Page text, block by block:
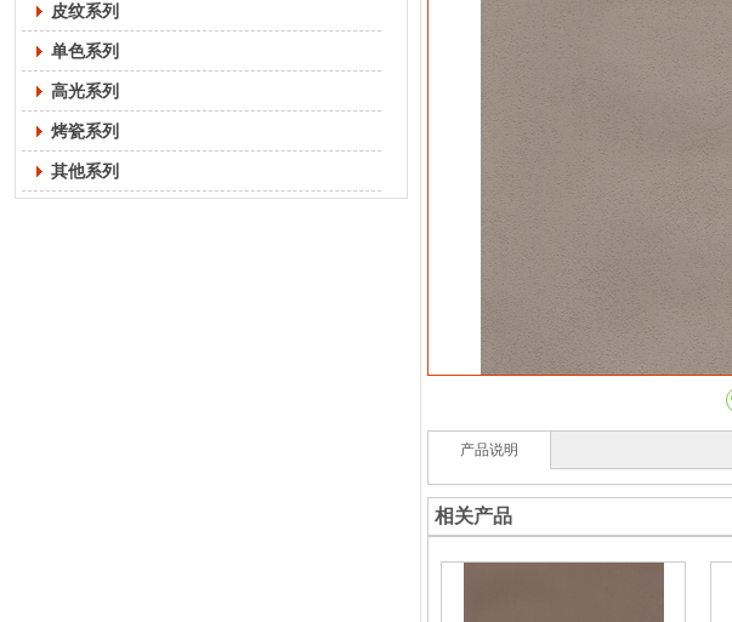
皮纹系列
单色系列
高光系列
烤瓷系列
其他系列
产品说明
相关产品